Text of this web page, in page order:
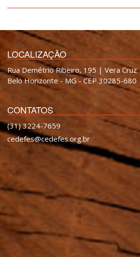
LOCALIZAÇÃO
Rua Demétrio Ribeiro, 195 | Vera Cruz
Belo Horizonte - MG - CEP 30285-680
CONTATOS
(31) 3224-7659
cedefes@cedefes.org.br